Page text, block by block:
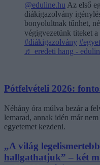
@eduline.hu Az első
diákigazolvány
bonyolultnak tűnhet,
végigvezetünk titeket
#diákigazolvány
♬ eredeti hang -
Pótfelvételi 2026:
Néhány óra múlva bezár a
lemarad, annak idén már
egyetemet kezdeni.
„A világ
hallgathatjuk” – két